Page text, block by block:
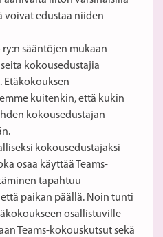
voivat edustaa niiden
sääntöjen mukaan
kokousedustajia
Etäkokouksen
kuitenkin, että kukin
kokousedustajan
kokousedustajaksi
osaa käyttää Teams-
tapahtuu
paikan päällä. Noin tunti
osallistuville
Teams-kokouskutsut sekä